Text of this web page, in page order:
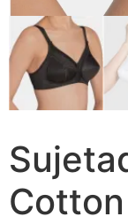
Cotton